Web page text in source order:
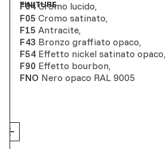
FINITURE
F04 Cromo lucido,
F05 Cromo satinato,
F15 Antracite,
F43 Bronzo graffiato opaco,
F54 Effetto nickel satinato opaco,
F90 Effetto bourbon,
FNO Nero opaco RAL 9005